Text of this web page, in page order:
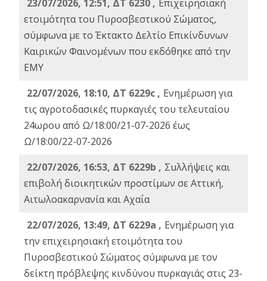
23/07/2026, 12:51, ΔΤ 6230 , Επιχειρησιακή
ετοιμότητα του Πυροσβεστικού Σώματος,
σύμφωνα με το Έκτακτο Δελτίο Επικίνδυνων
Καιρικών Φαινομένων που εκδόθηκε από την
ΕΜΥ
22/07/2026, 18:10, ΔΤ 6229c , Ενημέρωση για
τις αγροτοδασικές πυρκαγιές του τελευταίου
24ωρου από Ω/18:00/21-07-2026 έως
Ω/18:00/22-07-2026
22/07/2026, 16:53, ΔΤ 6229b , Σuλλήψεις και
επιβολή διοικητικών προστίμων σε Αττική,
Αιτωλοακαρνανία και Αχαΐα
22/07/2026, 13:49, ΔΤ 6229a , Ενημέρωση για
την επιχειρησιακή ετοιμότητα του
Πυροσβεστικού Σώματος σύμφωνα με τον
δείκτη πρόβλεψης κινδύνου πυρκαγιάς στις 23-